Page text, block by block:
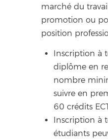
marché du
promotion ou
position
Inscription à
diplôme en
nombre
suivre en
60 crédits
Inscription à
étudiants